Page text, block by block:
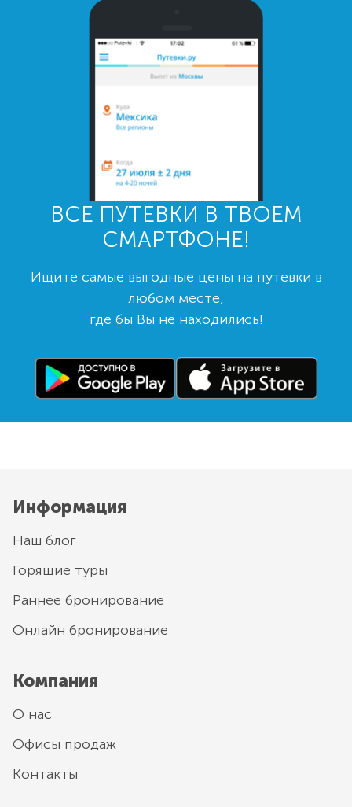
ВСЕ ПУТЕВКИ В ТВОЕМ
СМАРТФОНЕ!
Ищите самые выгодные цены на путевки в
любом месте,
где бы Вы не находились!
Информация
Наш блог
Горящие туры
Раннее бронирование
Онлайн бронирование
Компания
О нас
Офисы продаж
Контакты